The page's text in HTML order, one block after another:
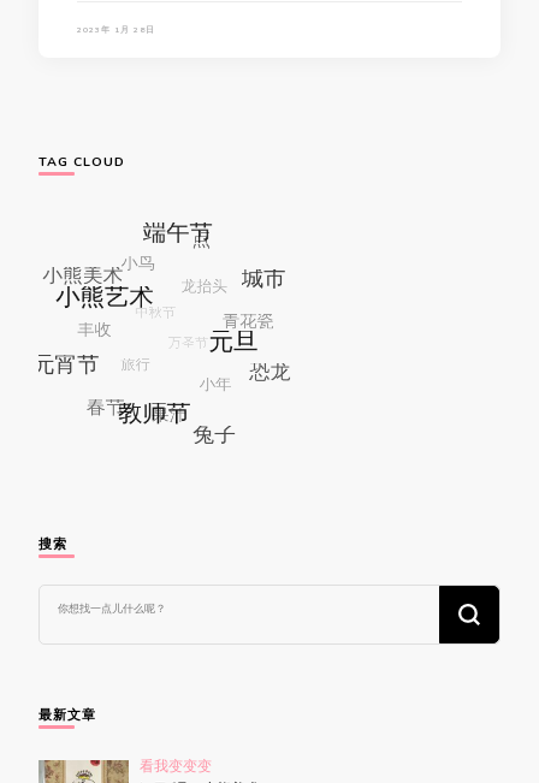
2023年 1月 28日
TAG CLOUD
搜索
么
吗?
最新文章
看我变变变